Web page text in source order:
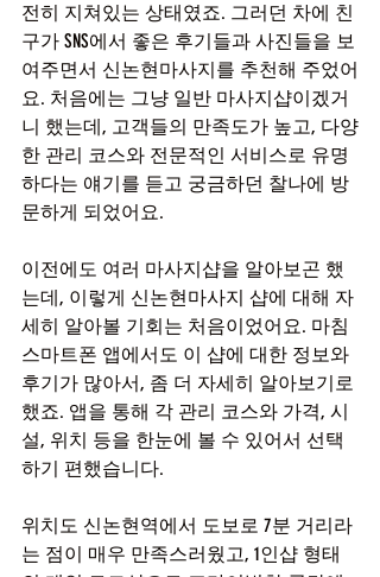
전히 지쳐있는 상태였죠. 그러던 차에 친
구가 SNS에서 좋은 후기들과 사진들을 보
여주면서 신논현마사지를 추천해 주었어
요. 처음에는 그냥 일반 마사지샵이겠거
니 했는데, 고객들의 만족도가 높고, 다양
한 관리 코스와 전문적인 서비스로 유명
하다는 얘기를 듣고 궁금하던 찰나에 방
문하게 되었어요.
이전에도 여러 마사지샵을 알아보곤 했
는데, 이렇게 신논현마사지 샵에 대해 자
세히 알아볼 기회는 처음이었어요. 마침
스마트폰 앱에서도 이 샵에 대한 정보와
후기가 많아서, 좀 더 자세히 알아보기로
했죠. 앱을 통해 각 관리 코스와 가격, 시
설, 위치 등을 한눈에 볼 수 있어서 선택
하기 편했습니다.
위치도 신논현역에서 도보로 7분 거리라
는 점이 매우 만족스러웠고, 1인샵 형태